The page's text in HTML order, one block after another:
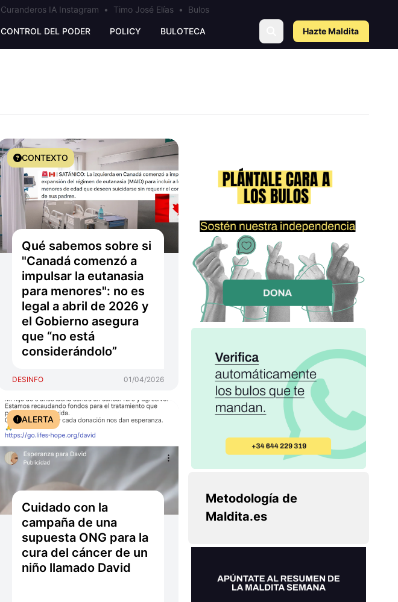
Curanderos IA Instagram • Timo José Elías • Bulos
CONTROL DEL PODER POLICY BULOTECA Hazte Maldita
CONTEXTO
Qué sabemos sobre si
"Canadá comenzó a
impulsar la eutanasia
para menores": no es
legal a abril de 2026 y
el Gobierno asegura
que “no está
considerándolo”
DESINFO 01/04/2026
ALERTA
Cuidado con la
campaña de una
supuesta ONG para la
cura del cáncer de un
niño llamado David
Metodología de
Maldita.es